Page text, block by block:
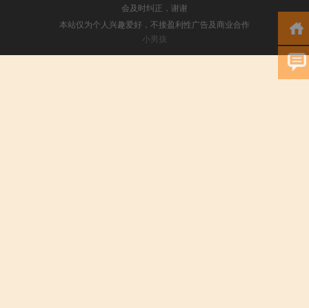
会及时纠正，谢谢
本站仅为个人兴趣爱好，不接盈利性广告及商业合作
小男孩